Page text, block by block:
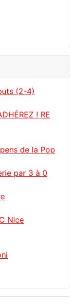
(2-4)
! RE
de la Pop
par 3 à 0
Nice